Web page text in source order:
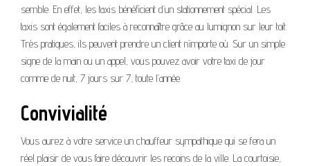
semble. En effet, les taxis bénéficient d’un stationnement spécial. Les
taxis sont également faciles à reconnaître grâce au lumignon sur leur toit.
Très pratiques, ils peuvent prendre un client n’importe où. Sur un simple
signe de la main ou un appel, vous pouvez avoir votre taxi de jour
comme de nuit, 7 jours sur 7, toute l’année.
Convivialité
Vous aurez à votre service un chauffeur sympathique qui se fera un
réel plaisir de vous faire découvrir les recoins de la ville. La courtoisie,